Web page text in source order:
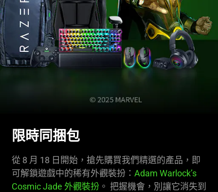
限時同捆包
從 8 月 18 日開始，搶先購買我們精選的產品，即
可解鎖遊戲中的稀有外觀裝扮： Adam Warlock’s
Cosmic Jade 外觀裝扮 。 把握機會，別讓它消失到